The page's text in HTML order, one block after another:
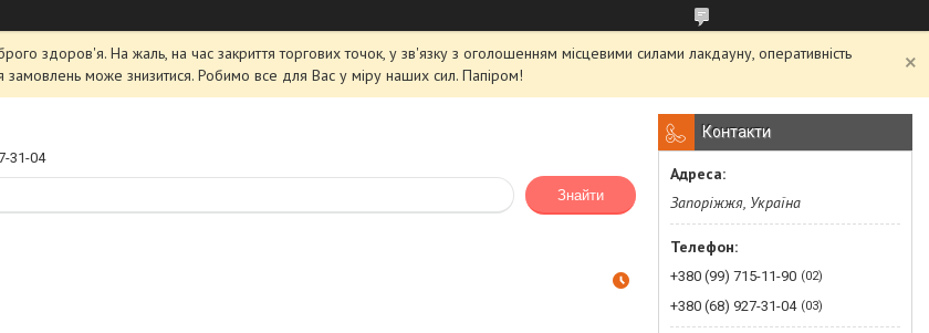
здоров'я. На жаль, на час закриття торгових точок, у зв'язку з оголошенням місцевими силами лакдауну, оперативність
замовлень може знизитися. Робимо все для Вас у міру наших сил. Папіром!
31-04
Знайти
Контакти
Запоріжжя, Україна
+380 (99) 715-11-90 02
+380 (68) 927-31-04 03